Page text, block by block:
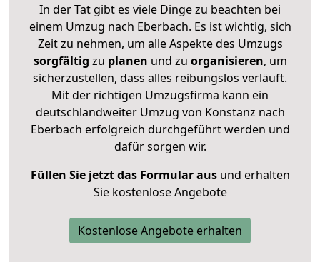
In der Tat gibt es viele Dinge zu beachten bei
einem Umzug nach Eberbach. Es ist wichtig, sich
Zeit zu nehmen, um alle Aspekte des Umzugs
sorgfältig zu planen und zu organisieren, um
sicherzustellen, dass alles reibungslos verläuft.
Mit der richtigen Umzugsfirma kann ein
deutschlandweiter Umzug von Konstanz nach
Eberbach erfolgreich durchgeführt werden und
dafür sorgen wir.
Füllen Sie jetzt das Formular ausund erhalten
Sie kostenlose Angebote
Kostenlose Angebote erhalten